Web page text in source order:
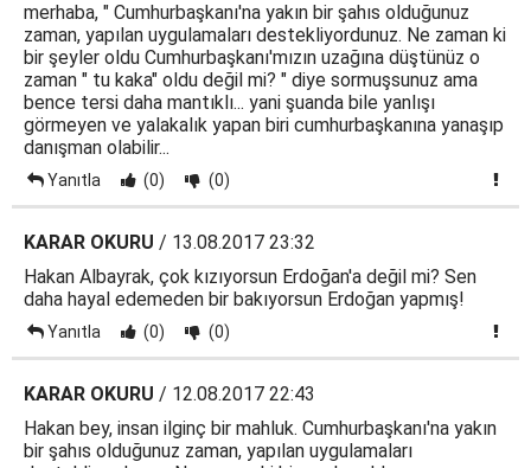
merhaba, " Cumhurbaşkanı'na yakın bir şahıs olduğunuz
zaman, yapılan uygulamaları destekliyordunuz. Ne zaman ki
bir şeyler oldu Cumhurbaşkanı'mızın uzağına düştünüz o
zaman " tu kaka" oldu değil mi? " diye sormuşsunuz ama
bence tersi daha mantıklı... yani şuanda bile yanlışı
görmeyen ve yalakalık yapan biri cumhurbaşkanına yanaşıp
danışman olabilir...
Yanıtla (0) (0)
KARAR OKURU / 13.08.2017 23:32
Hakan Albayrak, çok kızıyorsun Erdoğan'a değil mi? Sen
daha hayal edemeden bir bakıyorsun Erdoğan yapmış!
Yanıtla (0) (0)
KARAR OKURU / 12.08.2017 22:43
Hakan bey, insan ilginç bir mahluk. Cumhurbaşkanı'na yakın
bir şahıs olduğunuz zaman, yapılan uygulamaları